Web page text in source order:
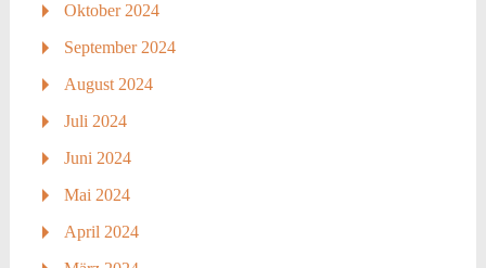
Oktober 2024
September 2024
August 2024
Juli 2024
Juni 2024
Mai 2024
April 2024